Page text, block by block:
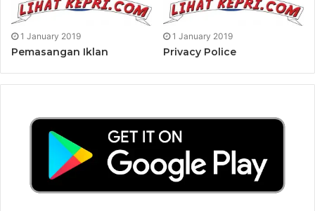
1 January 2019
Pemasangan Iklan
1 January 2019
Privacy Police